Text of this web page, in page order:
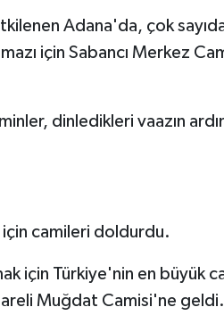
Adana'da, çok
için Sabancı Merkez
dinledikleri vaazın
camileri doldurdu.
için Türkiye'nin en büyük
Muğdat Camisi'ne geldi.